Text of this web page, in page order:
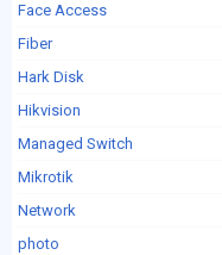
Face Access
Fiber
Hark Disk
Hikvision
Managed Switch
Mikrotik
Network
photo